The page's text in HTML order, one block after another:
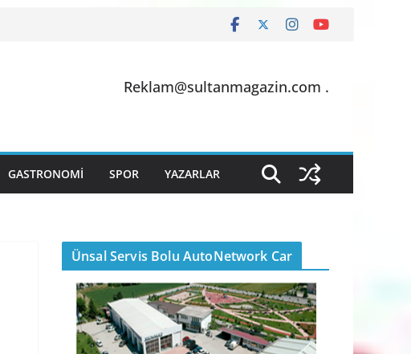
Reklam@sultanmagazin.com .
GASTRONOMİ SPOR YAZARLAR
Ünsal Servis Bolu AutoNetwork Car